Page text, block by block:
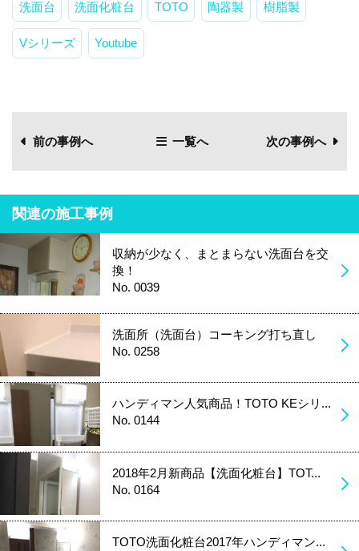
洗面台 洗面化粧台 TOTO 陶器製 樹脂製
Vシリーズ Youtube
前の事例へ 一覧へ 次の事例へ
関連の施工事例
収納が少なく、まとまらない洗面台を交
換！
No. 0039
洗面所（洗面台）コーキング打ち直し
No. 0258
ハンディマン人気商品！TOTO KEシリ...
No. 0144
2018年2月新商品【洗面化粧台】TOT...
No. 0164
TOTO洗面化粧台2017年ハンディマン...